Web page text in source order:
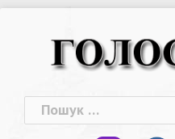
Пошук: